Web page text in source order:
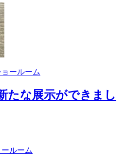
ールーム
たな展示ができまし
ルーム